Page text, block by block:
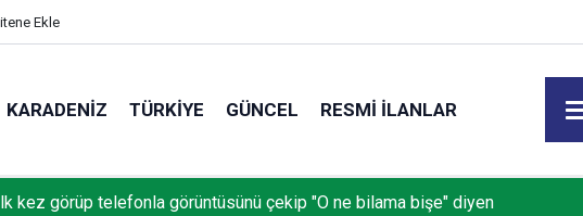
Ekle
KARADENIZ TÜRKIYE GÜNCEL RESMI İLANLAR
kez görüp telefonla görüntüsünü çekip "O ne bilama bişe" diyen